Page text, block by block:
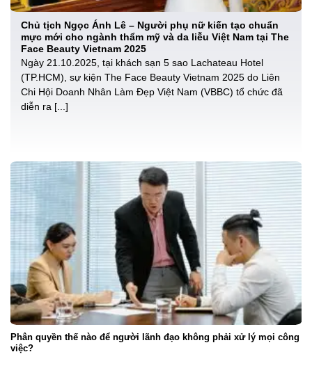
Chủ tịch Ngọc Ánh Lê – Người phụ nữ kiến tạo chuẩn
mực mới cho ngành thẩm mỹ và da liễu Việt Nam tại The
Face Beauty Vietnam 2025
Ngày 21.10.2025, tại khách sạn 5 sao Lachateau Hotel
(TP.HCM), sự kiện The Face Beauty Vietnam 2025 do Liên
Chi Hội Doanh Nhân Làm Đẹp Việt Nam (VBBC) tổ chức đã
diễn ra [...]
Phân quyền thế nào để người lãnh đạo không phải xử lý mọi công
việc?